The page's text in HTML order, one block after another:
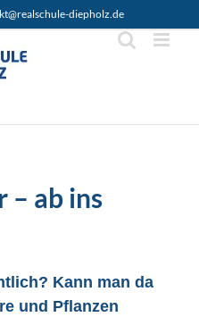
diepholz.de
– ab ins
Kann man da
und Pflanzen